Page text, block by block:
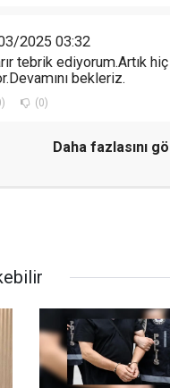
2025 03:32
tebrik ediyorum.Artık
bekleriz.
(0)
Daha fazlasını